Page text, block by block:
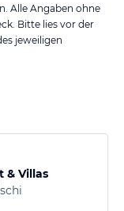
Alle Angaben ohne
Bitte lies vor der
jeweiligen
& Villas